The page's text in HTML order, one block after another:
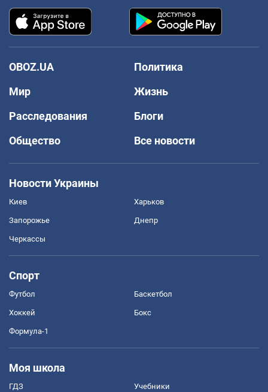
OBOZ.UA
Политика
Мир
Жизнь
Расследования
Блоги
Общество
Все новости
Новости Украины
Киев Харьков
Запорожье Днепр
Черкассы
Спорт
Футбол Баскетбол
Хоккей Бокс
Формула-1
Моя школа
ГДЗ Учебники